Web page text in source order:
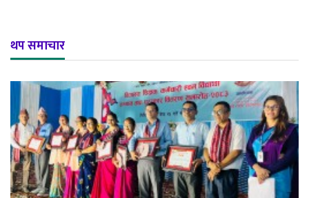
थप समाचार